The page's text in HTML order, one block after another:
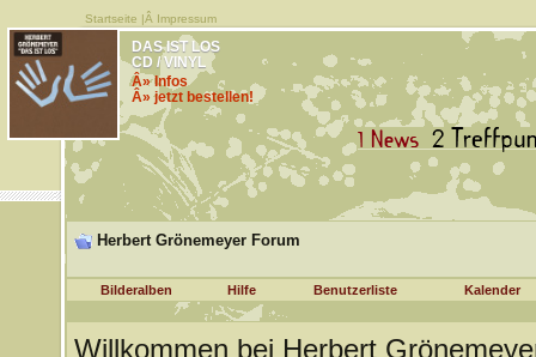
Startseite |Â Impressum
DAS IST LOS
CD / VINYL
Â» Infos
Â» jetzt bestellen!
Herbert Grönemeyer Forum
Bilderalben Hilfe Benutzerliste Kalender
Willkommen bei Herbert